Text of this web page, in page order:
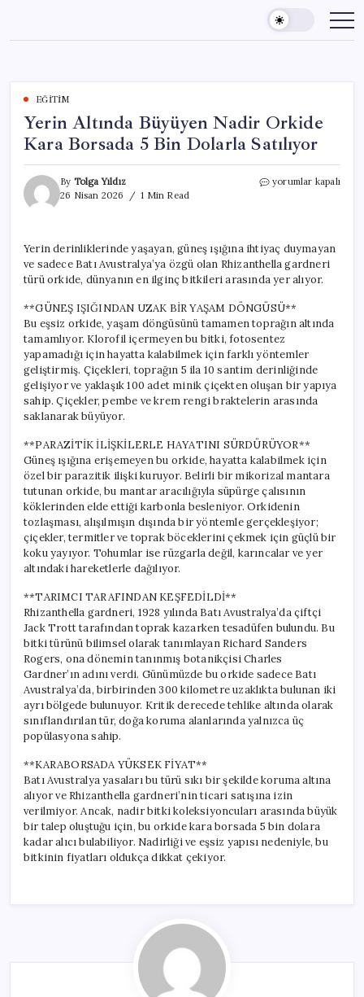
content
EĞITIM
Yerin Altında Büyüyen Nadir Orkide
Kara Borsada 5 Bin Dolarla Satılıyor
By Tolga Yıldız
26 Nisan 2026
1 Min Read
Yerin
Kara
Borsada
5
Dolarla
Satılıyor
için
yorumlar kapalı
Yerin derinliklerinde yaşayan, güneş ışığına ihtiyaç duymayan
ve sadece Batı Avustralya’ya özgü olan Rhizanthella gardneri
türü orkide, dünyanın en ilginç bitkileri arasında yer alıyor.
**GÜNEŞ IŞIĞINDAN UZAK BİR YAŞAM DÖNGÜSÜ**
Bu eşsiz orkide, yaşam döngüsünü tamamen toprağın altında
tamamlıyor. Klorofil içermeyen bu bitki, fotosentez
yapamadığı için hayatta kalabilmek için farklı yöntemler
geliştirmiş. Çiçekleri, toprağın 5 ila 10 santim derinliğinde
gelişiyor ve yaklaşık 100 adet minik çiçekten oluşan bir yapıya
sahip. Çiçekler, pembe ve krem rengi braktelerin arasında
saklanarak büyüyor.
**PARAZİTİK İLİŞKİLERLE HAYATINI SÜRDÜRÜYOR**
Güneş ışığına erişemeyen bu orkide, hayatta kalabilmek için
özel bir parazitik ilişki kuruyor. Belirli bir mikorizal mantara
tutunan orkide, bu mantar aracılığıyla süpürge çalısının
köklerinden elde ettiği karbonla besleniyor. Orkidenin
tozlaşması, alışılmışın dışında bir yöntemle gerçekleşiyor;
çiçekler, termitler ve toprak böceklerini çekmek için güçlü bir
koku yayıyor. Tohumlar ise rüzgarla değil, karıncalar ve yer
altındaki hareketlerle dağılıyor.
**TARIMCI TARAFINDAN KEŞFEDİLDİ**
Rhizanthella gardneri, 1928 yılında Batı Avustralya’da çiftçi
Jack Trott tarafından toprak kazarken tesadüfen bulundu. Bu
bitki türünü bilimsel olarak tanımlayan Richard Sanders
Rogers, ona dönemin tanınmış botanikçisi Charles
Gardner’ın adını verdi. Günümüzde bu orkide sadece Batı
Avustralya’da, birbirinden 300 kilometre uzaklıkta bulunan iki
ayrı bölgede bulunuyor. Kritik derecede tehlike altında olarak
sınıflandırılan tür, doğa koruma alanlarında yalnızca üç
popülasyona sahip.
**KARABORSADA YÜKSEK FİYAT**
Batı Avustralya yasaları bu türü sıkı bir şekilde koruma altına
alıyor ve Rhizanthella gardneri’nin ticari satışına izin
verilmiyor. Ancak, nadir bitki koleksiyoncuları arasında büyük
bir talep oluştuğu için, bu orkide kara borsada 5 bin dolara
kadar alıcı bulabiliyor. Nadirliği ve eşsiz yapısı nedeniyle, bu
bitkinin fiyatları oldukça dikkat çekiyor.